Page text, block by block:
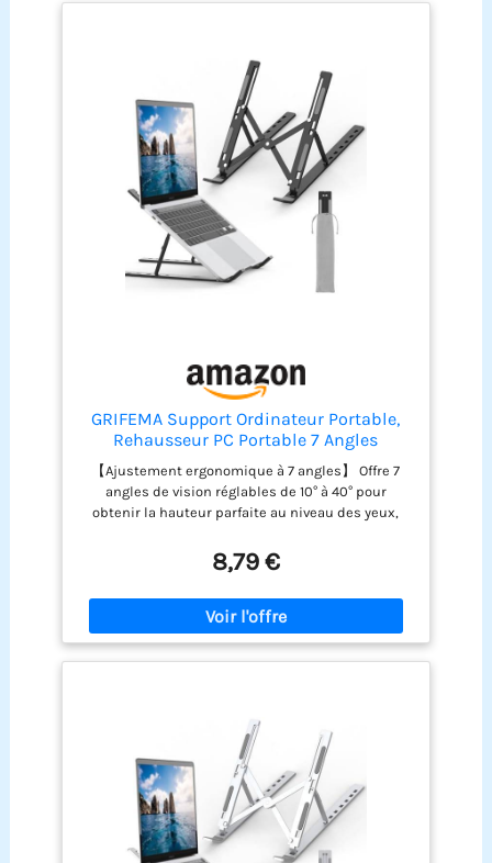
GRIFEMA Support Ordinateur Portable,
Rehausseur PC Portable 7 Angles
【Ajustement ergonomique à 7 angles】 Offre 7
angles de vision réglables de 10° à 40° pour
obtenir la hauteur parfaite au niveau des yeux,
réduisant la fatigue cervicale, le mal de dos ou la
fatigue oculaire pendant les longues heures de
bureau ou de télétravail. 【Design pliable ultra-
portable avec pochette】 Pesant seulement 222g
et se pliant dans un format compact de
255x44x20mm, ce support léger se glisse sans
trajets quotidiens, les voyages et le flex-office.
【Stabilité triangulaire robuste & protection
antidérapante】 Conçu avec une structure
triangulaire de qualité supérieure qui offre un
soutien ultra-stable pour taper sans
tremblement, entièrement soutenu par des
patins en silicone antidérapants et des crochets
8,79 €